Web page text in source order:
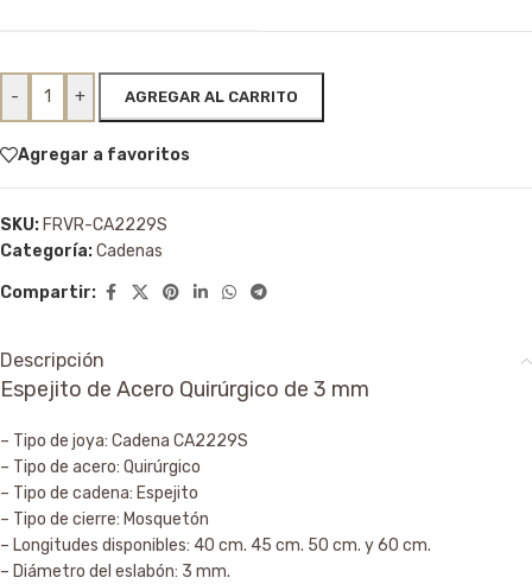
- + AGREGAR AL CARRITO
Agregar a favoritos
SKU: FRVR-CA2229S
Categoría:Cadenas
Compartir:
Descripción
Espejito de Acero Quirúrgico de 3 mm
– Tipo de joya: Cadena CA2229S
– Tipo de acero: Quirúrgico
– Tipo de cadena: Espejito
– Tipo de cierre: Mosquetón
– Longitudes disponibles: 40 cm. 45 cm. 50 cm. y 60 cm.
– Diámetro del eslabón: 3 mm.